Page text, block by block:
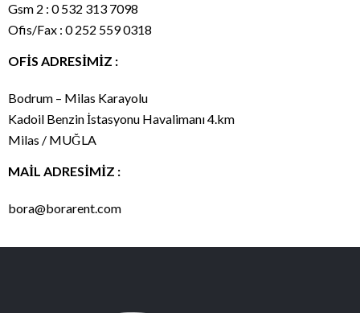
Gsm 2 : 0 532 313 7098
Ofis/Fax : 0 252 559 0318
OFİS ADRESİMİZ :
Bodrum – Milas Karayolu
Kadoil Benzin İstasyonu Havalimanı 4.km
Milas / MUĞLA
MAİL ADRESİMİZ :
bora@borarent.com